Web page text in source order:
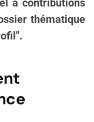
à contributions
thématique